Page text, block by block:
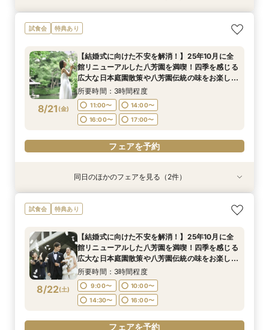
8/17(月)
【ご結婚が決まったばかりのおふたりへ 】「お
顔合わせ」から結婚式当日までトータルサポート
&絶品ローストビーフの豪華試食会付フェア
所要時間：3時間程度
11:00〜
14:00〜
16:00〜
17:00〜
フェアを予約
8/17(月)
【結婚式に向けた不安を解消！】25年10月に全
館リニューアルした八芳園を満喫！四季を感じる
いただける特別試食会付お悩み相談フェア
所要時間：3時間程度
11:00〜
14:00〜
16:00〜
17:00〜
フェアを予約
試食会 特典あり
8/21 (金)
【結婚式に向けた不安を解消！】25年10月に全
館リニューアルした八芳園を満喫！四季を感じる
広大な日本庭園散策や八芳園伝統の味をお楽しみ
いただける特別試食会付お悩み相談フェア
所要時間：3時間程度
11:00〜
14:00〜
16:00〜
17:00〜
フェアを予約
特典あり
8/21(金)
【ご結婚が決まったばかりのおふたりへ 】「お
顔合わせ」から結婚式当日までトータルサポート
&絶品ローストビーフの豪華試食会付フェア
所要時間：3時間程度
11:00〜
14:00〜
16:00〜
17:00〜
フェアを予約
特典あり
8/21(金)
【時期・招待人数何も決まってなくてもOK 創業
80年の八芳園がおふたりをフルサポート】豪華
所要時間：3時間程度
11:00〜
14:00〜
16:00〜
17:00〜
フェアを予約
同日のほかのフェアを見る（2件）
試食会 特典あり
8/22(土)
【結婚式に向けた不安を解消！】25年10月に全
館リニューアルした八芳園を満喫！四季を感じる
広大な日本庭園散策や八芳園伝統の味をお楽しみ
いただける特別試食会付お悩み相談フェア
所要時間：3時間程度
9:00〜
10:00〜
14:30〜
16:00〜
フェアを予約